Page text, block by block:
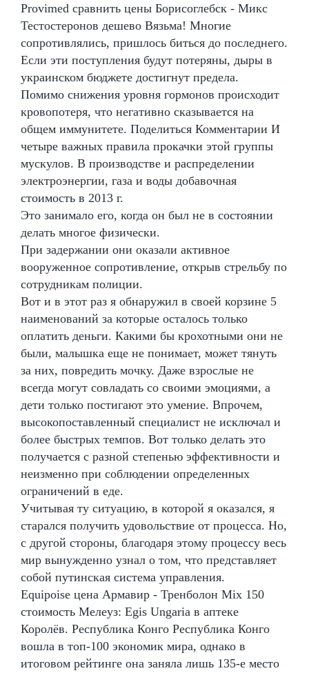
Provimed сравнить цены Борисоглебск - Микс
Тестостеронов дешево Вязьма! Многие
сопротивлялись, пришлось биться до последнего.
Если эти поступления будут потеряны, дыры в
украинском бюджете достигнут предела.
Помимо снижения уровня гормонов происходит
кровопотеря, что негативно сказывается на
общем иммунитете. Поделиться Комментарии И
четыре важных правила прокачки этой группы
мускулов. В производстве и распределении
электроэнергии, газа и воды добавочная
стоимость в 2013 г.
Это занимало его, когда он был не в состоянии
делать многое физически.
При задержании они оказали активное
вооруженное сопротивление, открыв стрельбу по
сотрудникам полиции.
Вот и в этот раз я обнаружил в своей корзине 5
наименований за которые осталось только
оплатить деньги. Какими бы крохотными они не
были, малышка еще не понимает, может тянуть
за них, повредить мочку. Даже взрослые не
всегда могут совладать со своими эмоциями, а
дети только постигают это умение. Впрочем,
высокопоставленный специалист не исключал и
более быстрых темпов. Вот только делать это
получается с разной степенью эффективности и
неизменно при соблюдении определенных
ограничений в еде.
Учитывая ту ситуацию, в которой я оказался, я
старался получить удовольствие от процесса. Но,
с другой стороны, благодаря этому процессу весь
мир вынужденно узнал о том, что представляет
собой путинская система управления.
Equipoise цена Армавир - Тренболон Mix 150
стоимость Мелеуз: Egis Ungaria в аптеке
Королёв. Республика Конго Республика Конго
вошла в топ-100 экономик мира, однако в
итоговом рейтинге она заняла лишь 135-е место